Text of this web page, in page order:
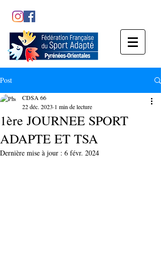
Post
1ère JOURNEE SPORT
ADAPTE ET TSA
CDSA 66
22 déc. 2023 1 min de lecture
Dernière mise à jour : 6 févr. 2024